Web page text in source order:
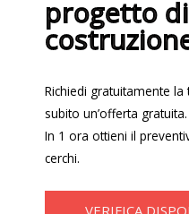
progetto di
Richiedi gratuitamente
subito un’offerta gratuita.
In 1 ora ottieni il
cerchi.
VERIFICA